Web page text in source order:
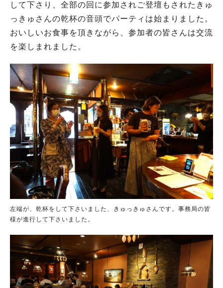
して下さり、全部の回に参加されご登壇もされたきゅ
っきゅさんの乾杯の音頭でパーティは始まりました。
おいしいお食事を頂きながら、参加者の皆さんは交流
を楽しまれました。
左端が、乾杯をして下さいました、きゅっきゅさんです。事務局の皆
様が進行して下さいました。